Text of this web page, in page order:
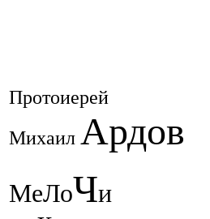
Протоиерей
Михаил Ардов
МеЛоЧи